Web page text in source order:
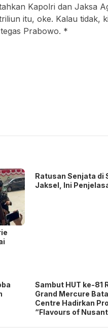
Kapolri dan Jaksa
itu, oke. Kalau tidak,
Prabowo. *
Ratusan Senjata di
Jaksel, Ini
Sambut HUT ke-81
Grand Mercure
Centre Hadirkan
“Flavours of